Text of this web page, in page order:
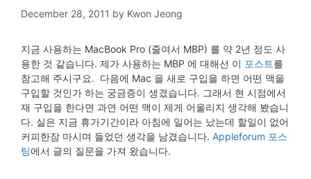
December 28, 2011 by Kwon Jeong
지금 사용하는 MacBook Pro (줄여서 MBP) 를 약 2년 정도 사
용한 것 같습니다. 제가 사용하는 MBP 에 대해선 이 포스트를
참고해 주시구요. 다음에 Mac 을 새로 구입을 하면 어떤 맥을
구입할 것인가 하는 궁금증이 생겼습니다. 그래서 현 시점에서
재 구입을 한다면 과연 어떤 맥이 제게 어울리지 생각해 봤습니
다. 실은 지금 휴가기간이라 아침에 일어는 났는데 할일이 없어
커피한잠 마시며 들었던 생각을 남겼습니다. Appleforum 포스
팅에서 글의 질문을 가져 왔습니다.